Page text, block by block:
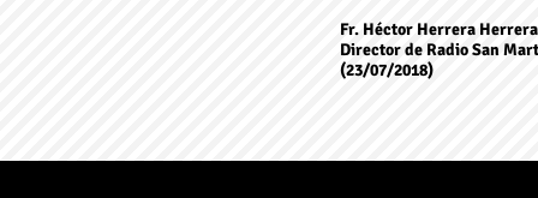
Fr. Héctor Herrera
Director de Radio San
(23/07/2018)